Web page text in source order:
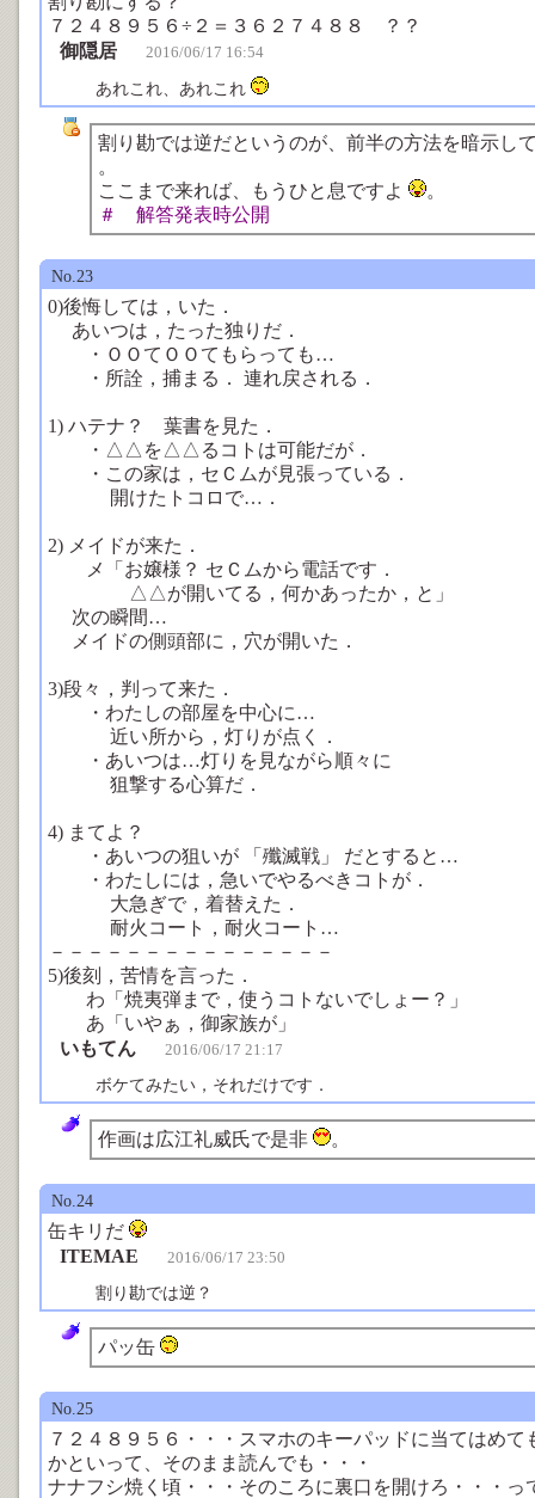
７２４８９５６÷２＝３６２７４８８ ？？
御隠居
2016/06/17 16:54
あれこれ、あれこれ
割り勘では逆だというのが、前半の方法を暗示し
。
ここまで来れば、もうひと息ですよ
。
＃ 解答発表時公開
No.23
0)後悔しては，いた．
あいつは，たった独りだ．
・ＯＯてＯＯてもらっても…
・所詮，捕まる． 連れ戻される．
1) ハテナ？ 葉書を見た．
・△△を△△るコトは可能だが．
・この家は，セＣムが見張っている．
開けたトコロで…．
2) メイドが来た．
メ「お嬢様？ セＣムから電話です．
△△が開いてる，何かあったか，と」
次の瞬間…
メイドの側頭部に，穴が開いた．
3)段々，判って来た．
・わたしの部屋を中心に…
近い所から，灯りが点く．
・あいつは…灯りを見ながら順々に
狙撃する心算だ．
4) まてよ？
・あいつの狙いが 「殲滅戦」 だとすると…
・わたしには，急いでやるべきコトが．
大急ぎで，着替えた．
耐火コート，耐火コート…
－－－－－－－－－－－－－－－
5)後刻，苦情を言った．
わ「焼夷弾まで，使うコトないでしょー？」
あ「いやぁ，御家族が」
いもてん
2016/06/17 21:17
ボケてみたい，それだけです．
作画は広江礼威氏で是非 。
No.24
缶キリだ
ITEMAE
2016/06/17 23:50
割り勘では逆？
パッ缶
No.25
７２４８９５６・・・スマホのキーパッドに当てはめ
かといって、そのまま読んでも・・・
ナナフシ焼く頃・・・そのころに裏口を開けろ・・・っ